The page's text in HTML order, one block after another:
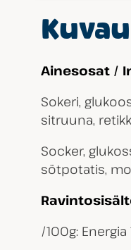
Ainesosat /
Sokeri,
sitruuna,
Socker,
sötpotatis,
/100g: